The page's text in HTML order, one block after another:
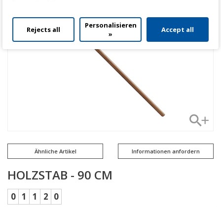
Ähnliche Artikel Informationen anfordern
HOLZSTAB - 90 CM
0 1 1 2 0
Rejects all
Personalisieren
»
Accept all